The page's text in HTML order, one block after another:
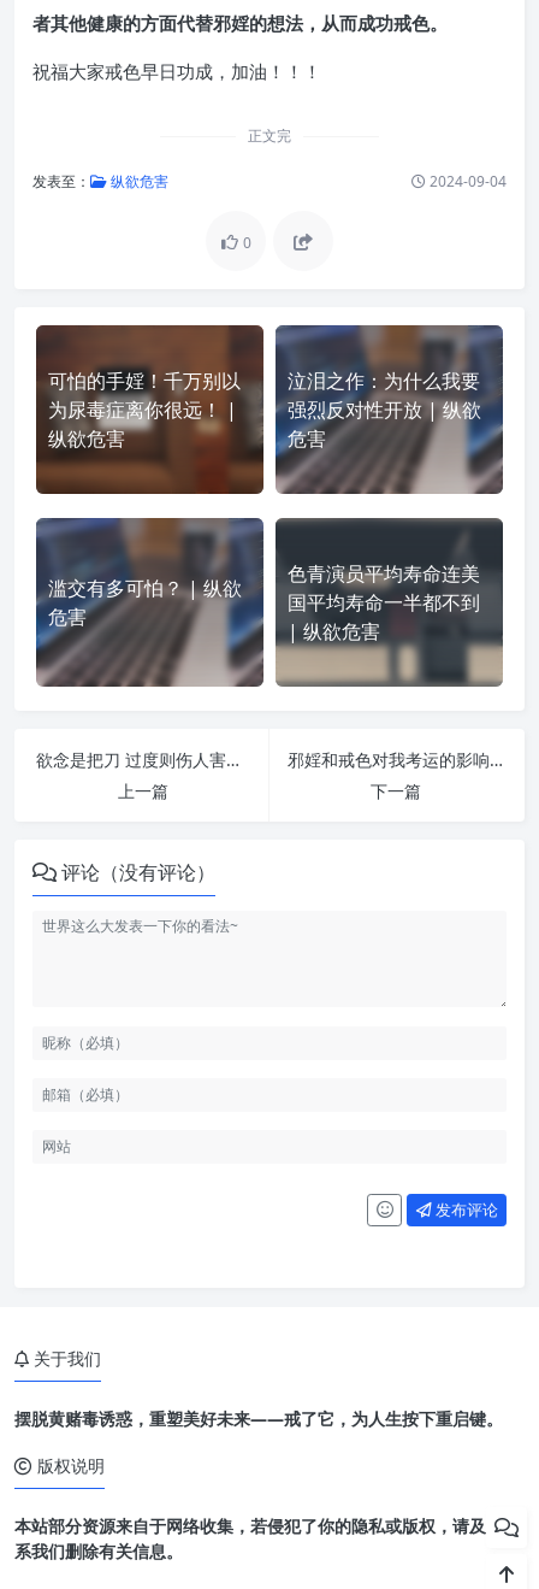
者其他健康的方面代替邪婬的想法，从而成功戒色。
祝福大家戒色早日功成，加油！！！
正文完
发表至： 纵欲危害 2024-09-04
0
可怕的手婬！千万别以
为尿毒症离你很远！ |
纵欲危害
泣泪之作：为什么我要
强烈反对性开放 | 纵欲
危害
滥交有多可怕？ | 纵欲
危害
色青演员平均寿命连美
国平均寿命一半都不到
| 纵欲危害
欲念是把刀 过度则伤人害己 | 纵欲危害
上一篇
邪婬和戒色对我考运的影响 | 纵欲危害
下一篇
评论（没有评论）
发布评论
关于我们
摆脱黄赌毒诱惑，重塑美好未来——戒了它，为人生按下重启键。
版权说明
本站部分资源来自于网络收集，若侵犯了你的隐私或版权，请及时联
系我们删除有关信息。